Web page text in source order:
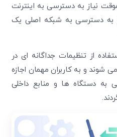
نیاز به دسترسی به اینترنت
به دسترسی به شبکه اصلی یک
از تنظیمات جداگانه ای در
شوند و به کاربران مهمان اجازه
به دستگاه ها و منابع داخلی